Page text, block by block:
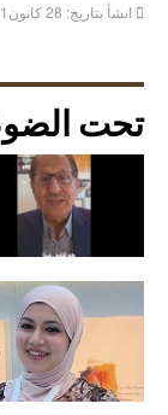
انشأ بتاريخ: 28 كانون1/ديسمبر 2015
تحت